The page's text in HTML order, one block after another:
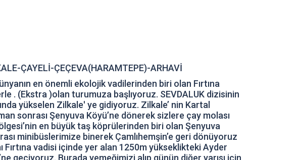
ÇAYELİ-ÇEÇEVA(HARAMTEPE)-ARHAVİ
en önemli ekolojik vadilerinden biri olan Fırtına
. (Ekstra )olan turumuza başlıyoruz. SEVDALUK dizisinin
yükselen Zilkale' ye gidiyoruz. Zilkale’ nin Kartal
sonrası Şenyuva Köyü’ne dönerek sizlere çay molası
en büyük taş köprülerinden biri olan Şenyuva
minibüslerimize binerek Çamlıhemşin’e geri dönüyoruz
Fırtına vadisi içinde yer alan 1250m yükseklikteki Ayder
geçiyoruz. Burada yemeğimizi alıp günün diğer yarısı için